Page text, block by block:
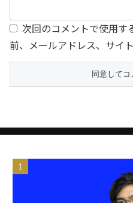
次回のコメントで使用す
前、メールアドレス、サイ